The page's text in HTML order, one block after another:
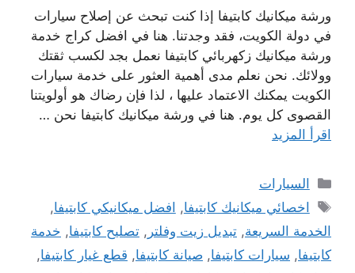
ورشة ميكانيك كابتيفا إذا كنت تبحث عن إصلاح سيارات
في دولة الكويت، فقد وجدتنا. هنا في افضل كراج خدمة
ورشة ميكانيك زكهربائي كابتيفا نعمل بجد لكسب ثقتك
وولائك. نحن نعلم مدى أهمية العثور على خدمة سيارات
الكويت يمكنك الاعتماد عليها ، لذا فإن رضاك ​​هو أولويتنا
القصوى كل يوم. هنا في ورشة ميكانيك كابتيفا نحن …
اقرأ المزيد
التصنيفات
السيارات
الوسوم
اخصائي ميكانيك كابتيفا, افضل ميكانيكي كابتيفا,
الخدمة السريعة, تبديل زيت وفلتر , تصليح كابتيفا, خدمة
كابتيفا, سيارات كابتيفا, صيانة كابتيفا, قطع غيار كابتيفا,